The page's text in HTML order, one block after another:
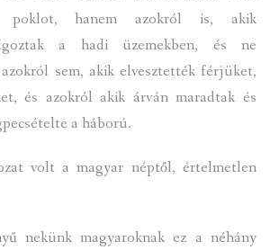
poklot, hanem azokról is, akik
a hadi üzemekben, és ne
sem, akik elvesztették férjüket,
és azokról akik árván maradtak és
a háború.
volt a magyar néptől, értelmetlen
nekünk magyaroknak ez a néhány